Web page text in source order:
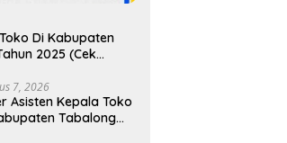
Di Kabupaten
2025 (Cek
7, 2026
Asisten Kepala Toko
Tabalong